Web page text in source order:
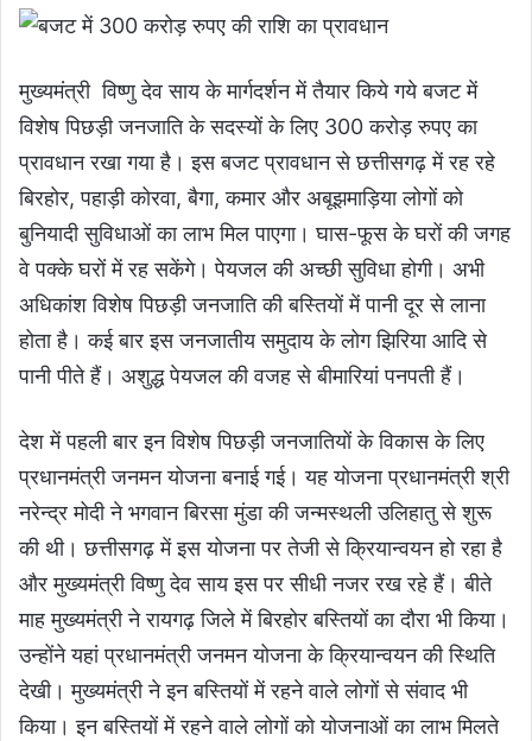
मुख्यमंत्री विष्णु देव साय के मार्गदर्शन में तैयार किये गये बजट में
विशेष पिछड़ी जनजाति के सदस्यों के लिए 300 करोड़ रुपए का
प्रावधान रखा गया है। इस बजट प्रावधान से छत्तीसगढ़ में रह रहे
बिरहोर, पहाड़ी कोरवा, बैगा, कमार और अबूझमाड़िया लोगों को
बुनियादी सुविधाओं का लाभ मिल पाएगा। घास-फूस के घरों की जगह
वे पक्के घरों में रह सकेंगे। पेयजल की अच्छी सुविधा होगी। अभी
अधिकांश विशेष पिछड़ी जनजाति की बस्तियों में पानी दूर से लाना
होता है। कई बार इस जनजातीय समुदाय के लोग झिरिया आदि से
पानी पीते हैं। अशुद्ध पेयजल की वजह से बीमारियां पनपती हैं।
देश में पहली बार इन विशेष पिछड़ी जनजातियों के विकास के लिए
प्रधानमंत्री जनमन योजना बनाई गई। यह योजना प्रधानमंत्री श्री
नरेन्द्र मोदी ने भगवान बिरसा मुंडा की जन्मस्थली उलिहातु से शुरू
की थी। छत्तीसगढ़ में इस योजना पर तेजी से क्रियान्वयन हो रहा है
और मुख्यमंत्री विष्णु देव साय इस पर सीधी नजर रख रहे हैं। बीते
माह मुख्यमंत्री ने रायगढ़ जिले में बिरहोर बस्तियों का दौरा भी किया।
उन्होंने यहां प्रधानमंत्री जनमन योजना के क्रियान्वयन की स्थिति
देखी। मुख्यमंत्री ने इन बस्तियों में रहने वाले लोगों से संवाद भी
किया। इन बस्तियों में रहने वाले लोगों को योजनाओं का लाभ मिलते